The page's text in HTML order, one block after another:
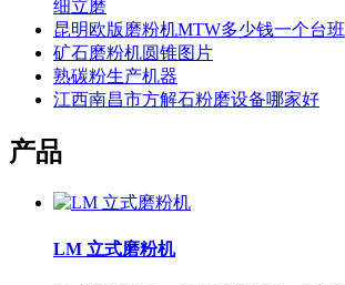
细立磨
昆明欧版磨粉机MTW多少钱一个台班
矿石磨粉机圆锥图片
熟碳粉生产机器
江西南昌市方解石粉磨设备哪家好
产品
LM 立式磨粉机